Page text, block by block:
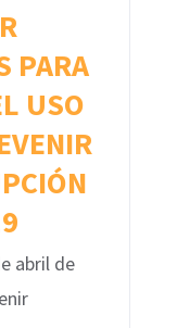
PARA
USO
abril de